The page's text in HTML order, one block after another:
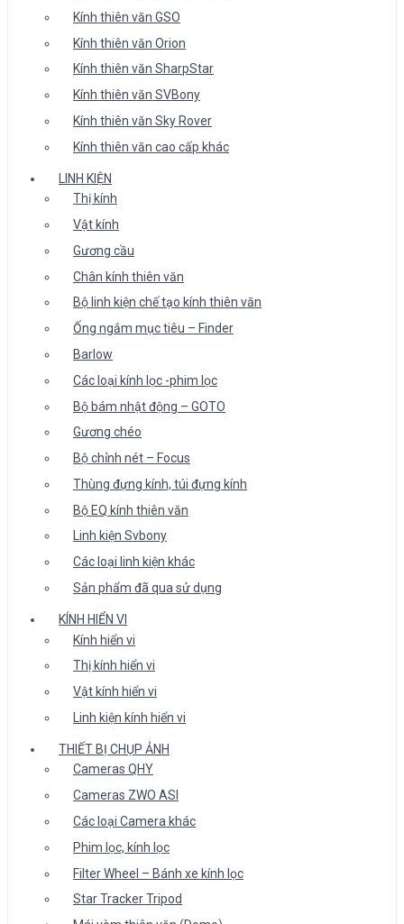
Kính thiên văn GSO
Kính thiên văn Orion
Kính thiên văn SharpStar
Kính thiên văn SVBony
Kính thiên văn Sky Rover
Kính thiên văn cao cấp khác
LINH KIỆN
Thị kính
Vật kính
Gương cầu
Chân kính thiên văn
Bộ linh kiện chế tạo kính thiên văn
Ống ngắm mục tiêu – Finder
Barlow
Các loại kính lọc -phim lọc
Bộ bám nhật động – GOTO
Gương chéo
Bộ chỉnh nét – Focus
Thùng đựng kính, túi đựng kính
Bộ EQ kính thiên văn
Linh kiện Svbony
Các loại linh kiện khác
Sản phẩm đã qua sử dụng
KÍNH HIỂN VI
Kính hiển vi
Thị kính hiển vi
Vật kính hiển vi
Linh kiện kính hiển vi
THIẾT BỊ CHỤP ẢNH
Cameras QHY
Cameras ZWO ASI
Các loại Camera khác
Phim lọc, kính lọc
Filter Wheel – Bánh xe kính lọc
Star Tracker Tripod